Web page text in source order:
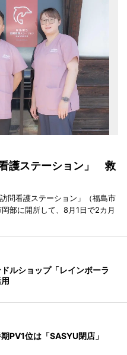
護ステーション」 救
問看護ステーション」（福島市
部に開所して、8月1日で2カ月
ルショップ「レインボーラ
PV1位は「SASYU閉店」